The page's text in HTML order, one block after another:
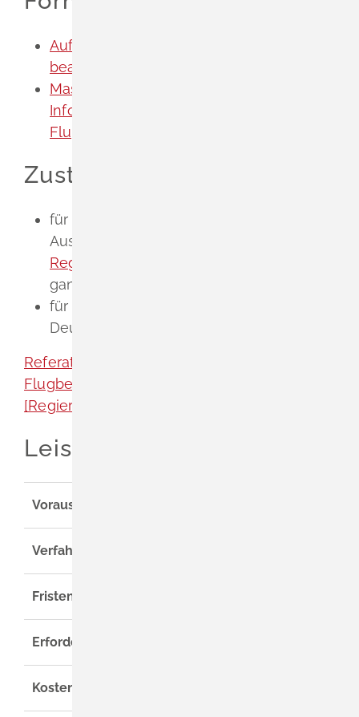
Aufstieg von Luftballons Erlaubnis
beantragen
Massenaufstieg von Kinderluftballons -
Informationen der Deutschen
Flugsicherung (DFS)
Zuständige Stelle
für die Erteilung einer
Ausnahmeerlaubnis: das
Regierungspräsidium Stuttgart
ganz Baden-Württemberg
für die Flugverkehrskontrollfreigabe: die
Deutsche Flugsicherung
Referat 46.2 Luftverkehr, Flugplätze und
Flugbetrieb ASt. Freiburg
[Regierungspräsidium Stuttgart]
Leistungsdetails
Voraussetzungen
Verfahrensablauf
Fristen
Erforderliche Unterlagen
Kosten